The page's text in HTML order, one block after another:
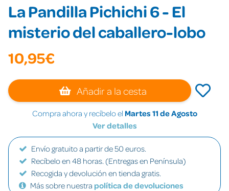
La Pandilla Pichichi 6 - El
misterio del caballero-lobo
10,95€
Añadir a la cesta
Compra ahora y recíbelo el Martes 11 de Agosto
Ver detalles
Envío gratuito a partir de 50 euros.
Recíbelo en 48 horas. (Entregas en Península)
Recogida y devolución en tienda gratis.
Más sobre nuestra política de devoluciones